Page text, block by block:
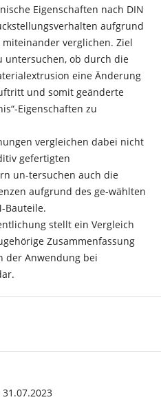
Eigenschaften nach DIN
aufgrund
verglichen. Ziel
untersuchen, ob durch die
eine Änderung
und somit geänderte
Eigenschaften zu
vergleichen dabei nicht
gefertigten
un-tersuchen auch die
aufgrund des ge-wählten
Bauteile.
stellt ein Vergleich
Zusammenfassung
der Anwendung bei